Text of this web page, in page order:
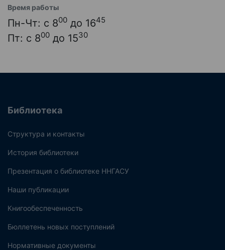
Время работы
Пн-Чт: с 800 до 1645
Пт: с 800 до 1530
Библиотека
Структура и контакты
История библиотеки
Презентация о библиотеке ННГАСУ
Наши публикации
Книгообеспеченность
Бюллетень новых поступлений
Нормативные документы